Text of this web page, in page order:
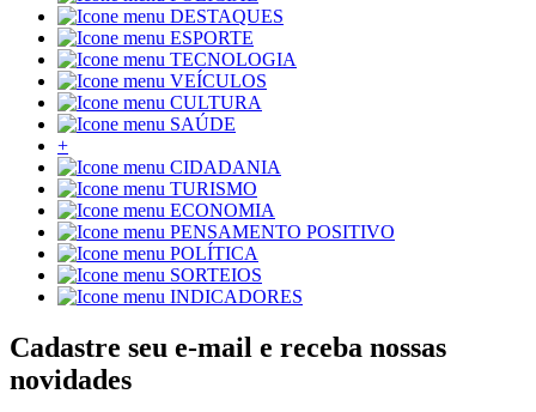
DESTAQUES
ESPORTE
TECNOLOGIA
VEÍCULOS
CULTURA
SAÚDE
+
CIDADANIA
TURISMO
ECONOMIA
PENSAMENTO POSITIVO
POLÍTICA
SORTEIOS
INDICADORES
Cadastre seu e-mail e receba nossas
novidades